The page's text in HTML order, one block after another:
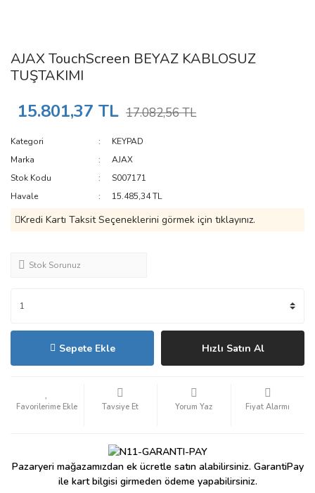
AJAX TouchScreen BEYAZ KABLOSUZ
TUŞTAKIMI
15.801,37 TL 17.082,56 TL
Kategori
KEYPAD
Marka
AJAX
Stok Kodu
S007171
Havale
15.485,34 TL
Kredi Kartı Taksit Seçeneklerini görmek için tıklayınız.
Stok Sorunuz
Sepete Ekle Hızlı Satın Al
Tavsiye Et Yorum Yaz Fiyat Alarmı
Pazaryeri mağazamızdan ek ücretle satın alabilirsiniz. GarantiPay
ile kart bilgisi girmeden ödeme yapabilirsiniz.